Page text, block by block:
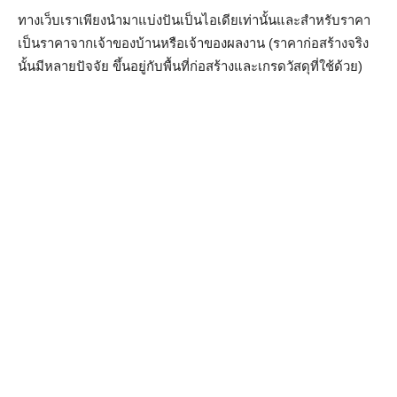
ทางเว็บเราเพียงนำมาแบ่งปันเป็นไอเดียเท่านั้นและสำหรับราคา
เป็นราคาจากเจ้าของบ้านหรือเจ้าของผลงาน (ราคาก่อสร้างจริง
นั้นมีหลายปัจจัย ขึ้นอยู่กับพื้นที่ก่อสร้างและเกรดวัสดุที่ใช้ด้วย)